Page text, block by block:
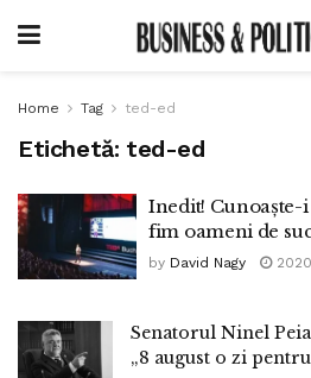
Home Tag ted-ed
Etichetă: ted-ed
Inedit! Cunoaște-i
fim oameni de
by David Nagy
Senatorul Ninel
„8 august o zi